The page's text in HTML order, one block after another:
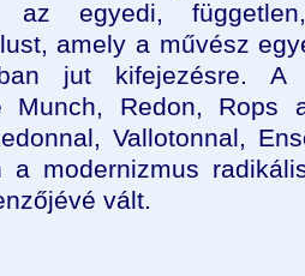
az egyedi, független,
amely a művész
jut kifejezésre.
Munch, Redon, Rops
Vallotonnal,
a modernizmus
vált.